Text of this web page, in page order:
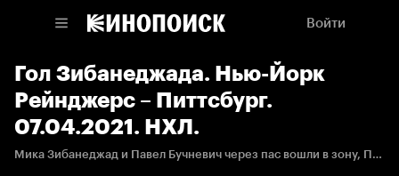
Войти
Гол Зибанеджада. Нью-Йорк
Рейнджерс – Питтсбург.
07.04.2021. НХЛ.
Мика Зибанеджад и Павел Бучневич через пас вошли в зону, Павел бросил, а Мика добил.